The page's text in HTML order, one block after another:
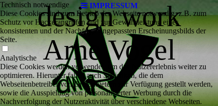
IMPRESSUM
design work
Arne Vogel
Technisch notwendige
Diese Cookies sind zum Betrieb der Webseite notwendig, z.B. zum
Schutz vor Hackerangriffen und zur Gewährleistung eines
konsistenten und der Nachfrage angepassten Erscheinungsbilds der
Seite.
Analytische
Diese Cookies werden verwendet, um das Nutzererlebnis weiter zu
optimieren. Hierunter fallen auch Statistiken, die dem
Webseitenbetreiber von Drittanbietern zur Verfügung gestellt werden,
sowie die Ausspielung von personalisierter Werbung durch die
Nachverfolgung der Nutzeraktivität über verschiedene Webseiten.